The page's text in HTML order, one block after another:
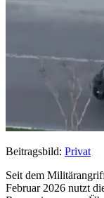
Beitragsbild: Privat
Seit dem
Februar 2026 nutzt